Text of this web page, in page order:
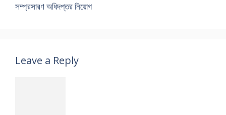
সম্প্রসারণ অধিদপ্তর নিয়োগ
Leave a Reply